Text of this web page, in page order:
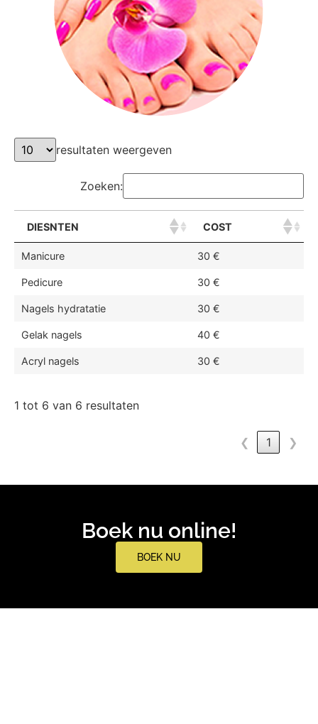
resultaten weergeven
Zoeken:
DIESNTEN COST
Manicure 30 €
Pedicure 30 €
Nagels hydratatie 30 €
Gelak nagels 40 €
Acryl nagels 30 €
1 tot 6 van 6 resultaten
❮ 1 ❯
Boek nu online!
BOEK NU